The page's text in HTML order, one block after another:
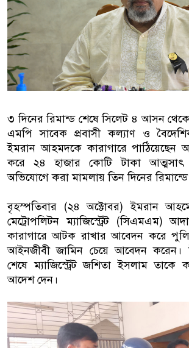
মালয়েশিয়ায়
আটক
ফেব্রুয়ারিতে
আগামী
মালয়েশিয়ায়
৩ দিনের রিমান্ড শেষে সিলেট ৪ আসন থেকে
এমপি সাবেক প্রবাসী কল্যাণ ও বৈদেশিক
ইমরান আহমদকে কারাগারে পাঠিয়েছেন
করে ২৪ হাজার কোটি টাকা আত্মসাৎ
অভিযোগে করা মামলায় তিন দিনের রিমান্ডে
বৃহস্পতিবার (২৪ অক্টোবর) ইমরান
মেট্রোপলিটন ম্যাজিস্ট্রেট (সিএমএম)
কারাগারে আটক রাখার আবেদন করে
আইনজীবী জামিন চেয়ে আবেদন করেন।
শেষে ম্যাজিস্ট্রেট জশিতা ইসলাম তাকে
আদেশ দেন।